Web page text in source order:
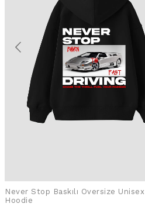
Never Stop Baskılı Oversize
Hoodie